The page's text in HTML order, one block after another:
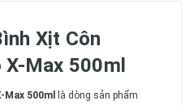
Xịt Côn
Max 500ml
Max 500ml
là dòng sản phẩm